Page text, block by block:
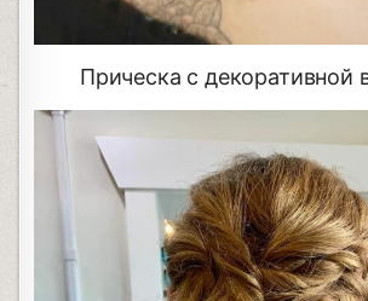
Прическа с декоративной